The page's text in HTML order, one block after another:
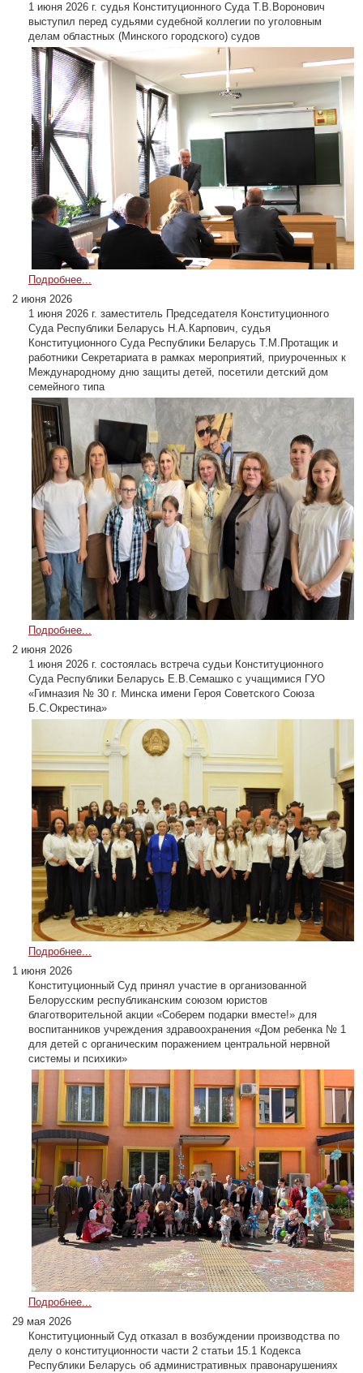
1 июня 2026 г. судья Конституционного Суда Т.В.Воронович
выступил перед судьями судебной коллегии по уголовным
делам областных (Минского городского) судов
Подробнее...
2 июня 2026
1 июня 2026 г. заместитель Председателя Конституционного
Суда Республики Беларусь Н.А.Карпович, судья
Конституционного Суда Республики Беларусь Т.М.Протащик и
работники Секретариата в рамках мероприятий, приуроченных к
Международному дню защиты детей, посетили детский дом
семейного типа
Подробнее...
2 июня 2026
1 июня 2026 г. состоялась встреча судьи Конституционного
Суда Республики Беларусь Е.В.Семашко с учащимися ГУО
«Гимназия № 30 г. Минска имени Героя Советского Союза
Б.С.Окрестина»
Подробнее...
1 июня 2026
Конституционный Суд принял участие в организованной
Белорусским республиканским союзом юристов
благотворительной акции «Соберем подарки вместе!» для
воспитанников учреждения здравоохранения «Дом ребенка № 1
для детей с органическим поражением центральной нервной
системы и психики»
Подробнее...
29 мая 2026
Конституционный Суд отказал в возбуждении производства по
делу о конституционности части 2 статьи 15.1 Кодекса
Республики Беларусь об административных правонарушениях